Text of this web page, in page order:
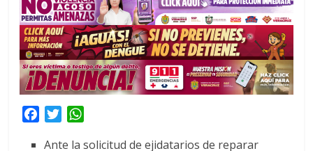
c
T
i
a
Ante la solicitud de ejidatarios de reparar